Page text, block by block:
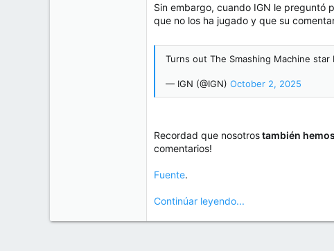
Sin embargo, cuando IGN le preguntó
que no los ha jugado y que su
Turns out The Smashing Machine
— IGN (@IGN) October 2, 2025
Recordad que nosotrostambién
comentarios!
Fuente.
Continúar leyendo...